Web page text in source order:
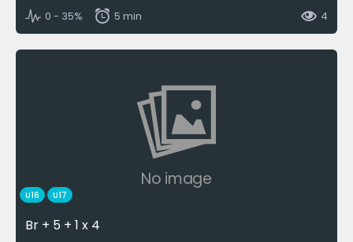
0 - 35% 5 min 4
No image
U16 U17
Br + 5 + 1 x 4